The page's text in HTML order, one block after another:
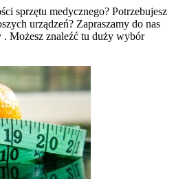
sprzętu medycznego? Potrzebujesz
urządzeń? Zapraszamy do nas
Możesz znaleźć tu duży wybór